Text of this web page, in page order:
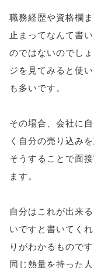
職務経歴や資格欄
止まってなんて書
のではないのでし
ジを見てみると使
も多いです。
その場合、会社に
く自分の売り込み
そうすることで面
ます。
自分はこれが出来
いですと書いてく
りがわかるもので
同じ熱量を持った